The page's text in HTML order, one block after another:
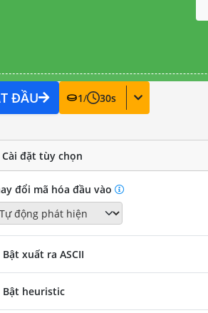
ĐẦU 1/ 30s
đặt tùy chọn
đổi mã hóa đầu vào
Bật xuất ra ASCII
Bật heuristic